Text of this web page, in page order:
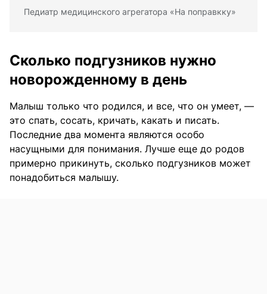
Педиатр медицинского агрегатора «На поправкку»
Сколько подгузников нужно
новорожденному в день
Малыш только что родился, и все, что он умеет, —
это спать, сосать, кричать, какать и писать.
Последние два момента являются особо
насущными для понимания. Лучше еще до родов
примерно прикинуть, сколько подгузников может
понадобиться малышу.